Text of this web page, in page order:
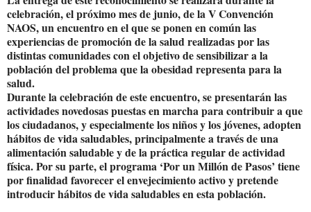
celebración, el próximo mes de junio, de la V Convención
NAOS, un encuentro en el que se ponen en común las
experiencias de promoción de la salud realizadas por las
distintas comunidades con el objetivo de sensibilizar a la
población del problema que la obesidad representa para la
salud.
Durante la celebración de este encuentro, se presentarán las
actividades novedosas puestas en marcha para contribuir a que
los ciudadanos, y especialmente los niños y los jóvenes, adopten
hábitos de vida saludables, principalmente a través de una
alimentación saludable y de la práctica regular de actividad
física. Por su parte, el programa ‘Por un Millón de Pasos’ tiene
por finalidad favorecer el envejecimiento activo y pretende
introducir hábitos de vida saludables en esta población.